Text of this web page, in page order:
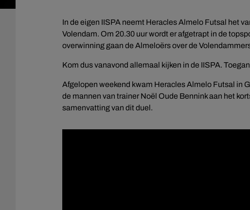
In de eigen IISPA neemt Heracles Almelo Futsal het
Volendam. Om 20.30 uur wordt er afgetrapt in de
overwinning gaan de Almeloërs over de
Kom dus vanavond allemaal kijken in de IISPA.
Afgelopen weekend kwam Heracles Almelo Futsal in
de mannen van trainer Noël Oude Bennink aan het
samenvatting van dit duel.